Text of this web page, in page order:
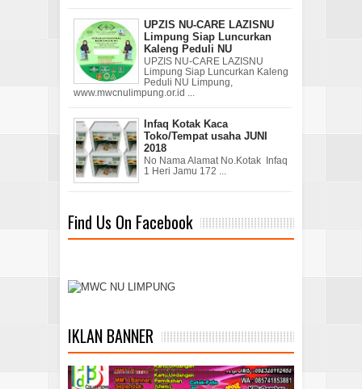
UPZIS NU-CARE LAZISNU
Limpung Siap Luncurkan
Kaleng Peduli NU
UPZIS NU-CARE LAZISNU
Limpung Siap Luncurkan Kaleng
Peduli NU Limpung,
www.mwcnulimpung.or.id ...
Infaq Kotak Kaca
Toko/Tempat usaha JUNI
2018
No Nama Alamat No.Kotak Infaq
1 Heri Jamu 172 ...
Find Us On Facebook
IKLAN BANNER